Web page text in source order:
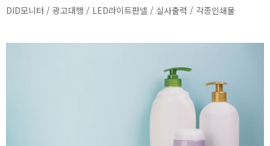
DID모니터 / 광고대행 / LED라이트판넬 / 실사출력 / 각종인쇄물